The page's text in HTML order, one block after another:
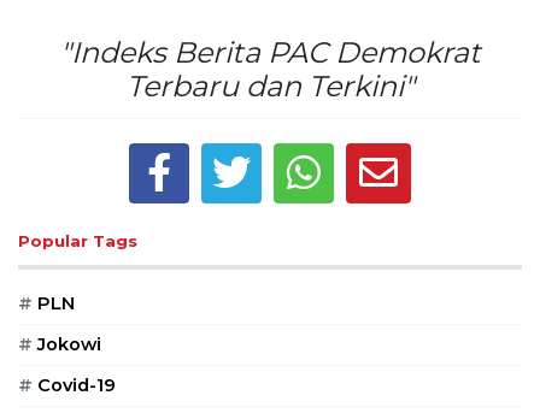
"Indeks Berita PAC Demokrat
Terbaru dan Terkini"
Popular Tags
# PLN
# Jokowi
# Covid-19